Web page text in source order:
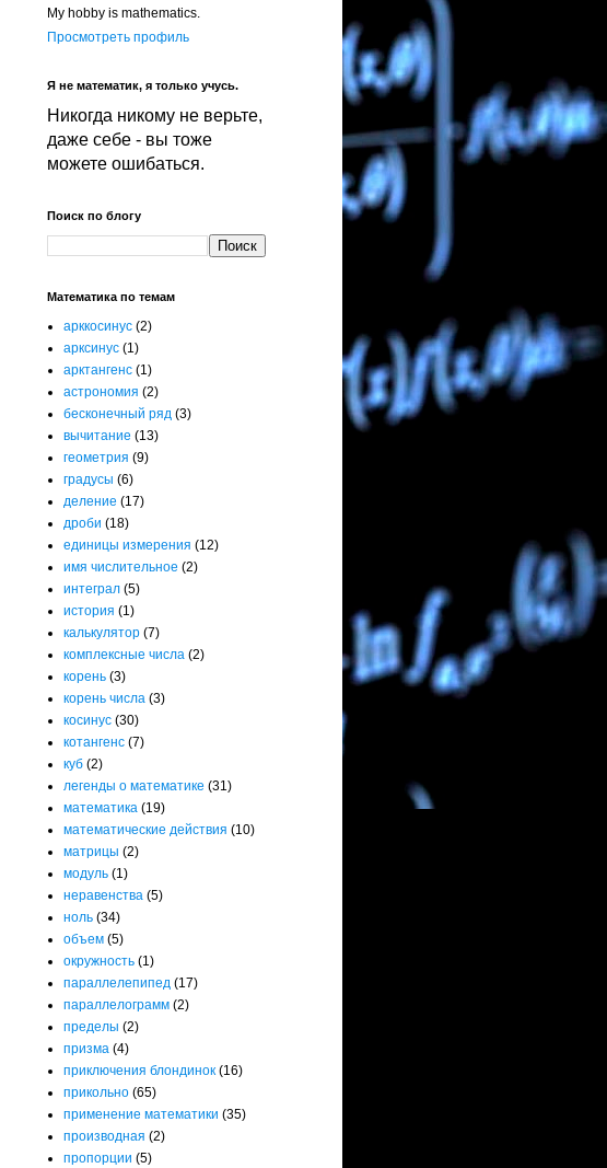
My hobby is mathematics.
Просмотреть профиль
Я не математик, я только учусь.
Никогда никому не верьте,
даже себе - вы тоже
можете ошибаться.
Поиск по блогу
Математика по темам
арккосинус (2)
арксинус (1)
арктангенс (1)
астрономия (2)
бесконечный ряд (3)
вычитание (13)
геометрия (9)
градусы (6)
деление (17)
дроби (18)
единицы измерения (12)
имя числительное (2)
интеграл (5)
история (1)
калькулятор (7)
комплексные числа (2)
корень (3)
корень числа (3)
косинус (30)
котангенс (7)
куб (2)
легенды о математике (31)
математика (19)
математические действия (10)
матрицы (2)
модуль (1)
неравенства (5)
ноль (34)
объем (5)
окружность (1)
параллелепипед (17)
параллелограмм (2)
пределы (2)
призма (4)
приключения блондинок (16)
прикольно (65)
применение математики (35)
производная (2)
пропорции (5)